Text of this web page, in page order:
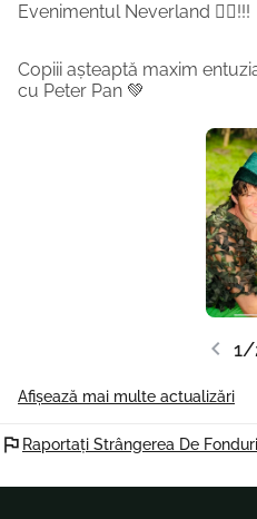
Evenimentul Neverland 🧚‍♀️!!!
Copiii așteaptă maxim
cu Peter Pan 💚
chevron_left 1/
Afișează mai multe actualizări
flag Raportați Strângerea De Fonduri